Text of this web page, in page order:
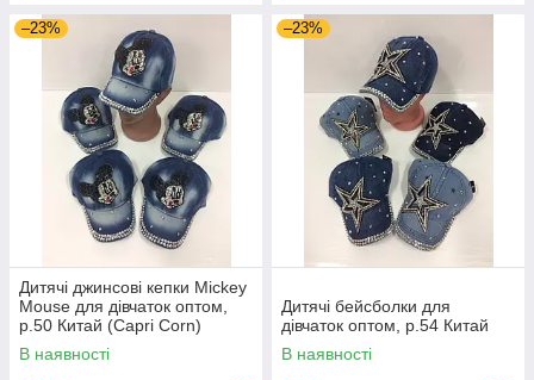
–23%
Дитячі джинсові кепки Mickey
Mouse для дівчаток оптом,
р.50 Китай (Capri Corn)
В наявності
–23%
Дитячі бейсболки для
дівчаток оптом, р.54 Китай
В наявності